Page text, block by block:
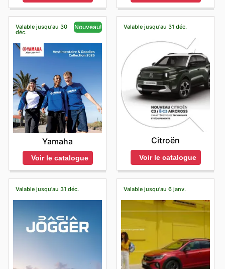
Valable jusqu'au 30
déc.
Nouveau!
Yamaha
Voir le catalogue
Valable jusqu'au 31 déc.
Citroën
Voir le catalogue
Valable jusqu'au 31 déc. Valable jusqu'au 6 janv.